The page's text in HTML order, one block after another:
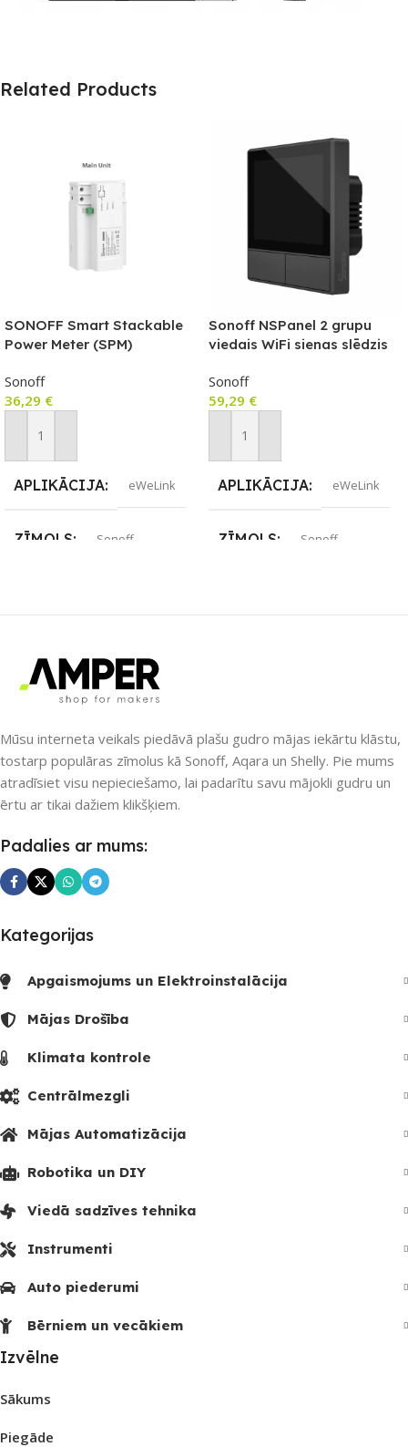
Related Products
SONOFF Smart Stackable
Power Meter (SPM)
Sonoff
36,29 €
Pievienot Grozam
APLIKĀCIJA eWeLink
ZĪMOLS Sonoff
UZREIZ PIEEJAMAIS
1
Sonoff NSPanel 2 grupu
viedais WiFi sienas slēdzis
viedās ainas slēdža funkciju
Sonoff
59,29 €
Pievienot Grozam
APLIKĀCIJA eWeLink
ZĪMOLS Sonoff
UZREIZ PIEEJAMAIS
SKAITS
Mūsu interneta veikals piedāvā plašu gudro mājas iekārtu klāstu,
tostarp populāras zīmolus kā Sonoff, Aqara un Shelly. Pie mums
atradīsiet visu nepieciešamo, lai padarītu savu mājokli gudru un
ērtu ar tikai dažiem klikšķiem.
Padalies ar mums:
Kategorijas
Apgaismojums un Elektroinstalācija
Mājas Drošība
Klimata kontrole
Centrālmezgli
Mājas Automatizācija
Robotika un DIY
Viedā sadzīves tehnika
Instrumenti
Auto piederumi
Bērniem un vecākiem
Izvēlne
Sākums
Piegāde